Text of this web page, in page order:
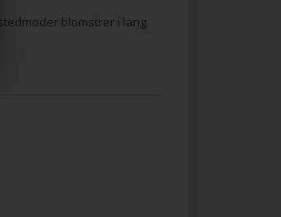
blomstrer i lang